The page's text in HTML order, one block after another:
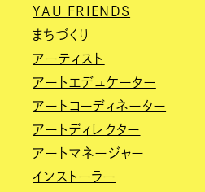
YAU FRIENDS
まちづくり
アーティスト
アートエデュケーター
アートコーディネーター
アートディレクター
アートマネージャー
インストーラー